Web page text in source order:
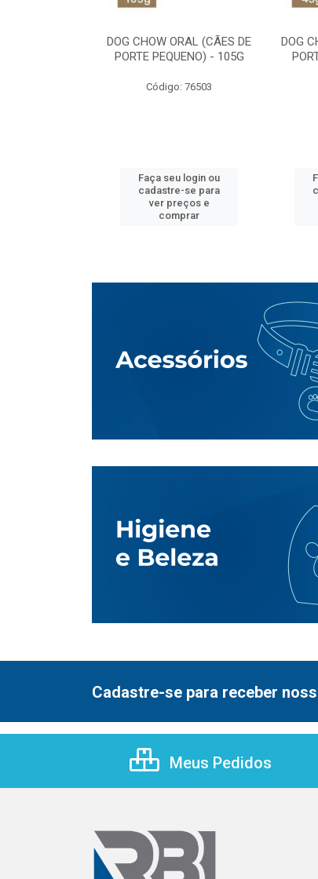
DOG CHOW ORAL (CÃES DE
PORTE PEQUENO) - 105G
Código: 76503
Faça seu login ou
cadastre-se para
ver preços e
comprar
DOG
Cadastre-se para receber
Meus Pedidos